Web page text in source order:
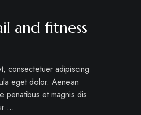
and fitness
consectetuer adipiscing
eget dolor. Aenean
penatibus et magnis dis
…